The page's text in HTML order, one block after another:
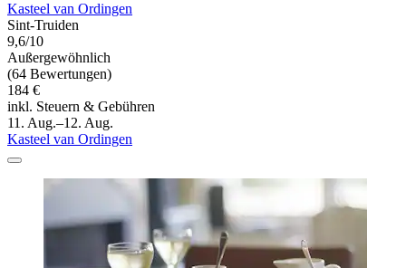
Kasteel van Ordingen
Sint-Truiden
9,6/10
Außergewöhnlich
(64 Bewertungen)
184 €
inkl. Steuern & Gebühren
11. Aug.–12. Aug.
Kasteel van Ordingen